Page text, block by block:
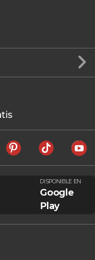
DISPONIBLE EN
Google
Play